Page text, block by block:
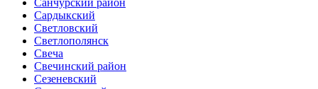
Сардыкский
Светловский
Светлополянск
Свеча
Свечинский район
Сезеневский